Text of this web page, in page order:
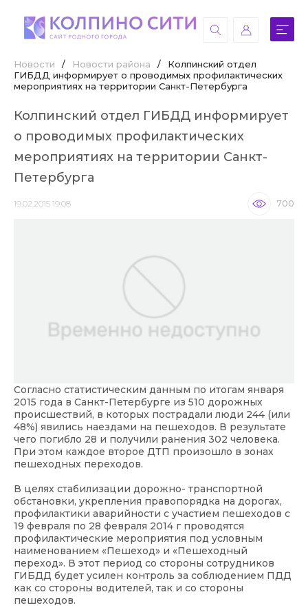
Новости / Новости района /
Колпинский отдел
ГИБДД информирует о проводимых профилактических
мероприятиях на территории Санкт-Петербурга
Колпинский отдел ГИБДД информирует
о проводимых профилактических
мероприятиях на территории Санкт-
Петербурга
19.02.2015 19:08 700
Согласно статистическим данным по итогам января
2015 года в Санкт-Петербурге из 510 дорожных
происшествий, в которых пострадали люди 244 (или
48%) явились наездами на пешеходов. В результате
чего погибло 28 и получили ранения 302 человека.
При этом каждое второе ДТП произошло в зонах
пешеходных переходов.
В целях стабилизации дорожно- транспортной
обстановки, укрепления правопорядка на дорогах,
профилактики аварийности с участием пешеходов с
19 февраля по 28 февраля 2014 г проводятся
профилактические мероприятия под условным
наименованием «Пешеход» и «Пешеходный
переход». В этот период со стороны сотрудников
ГИБДД будет усилен контроль за соблюдением ПДД
как со стороны водителей, так и со стороны
пешеходов.